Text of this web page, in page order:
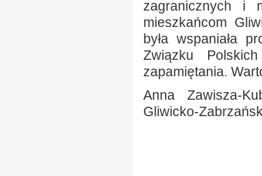
zagranicznych i
mieszkańcom
była wspaniała
Związku
zapamiętania.
Anna Zawisza-
Gliwicko-